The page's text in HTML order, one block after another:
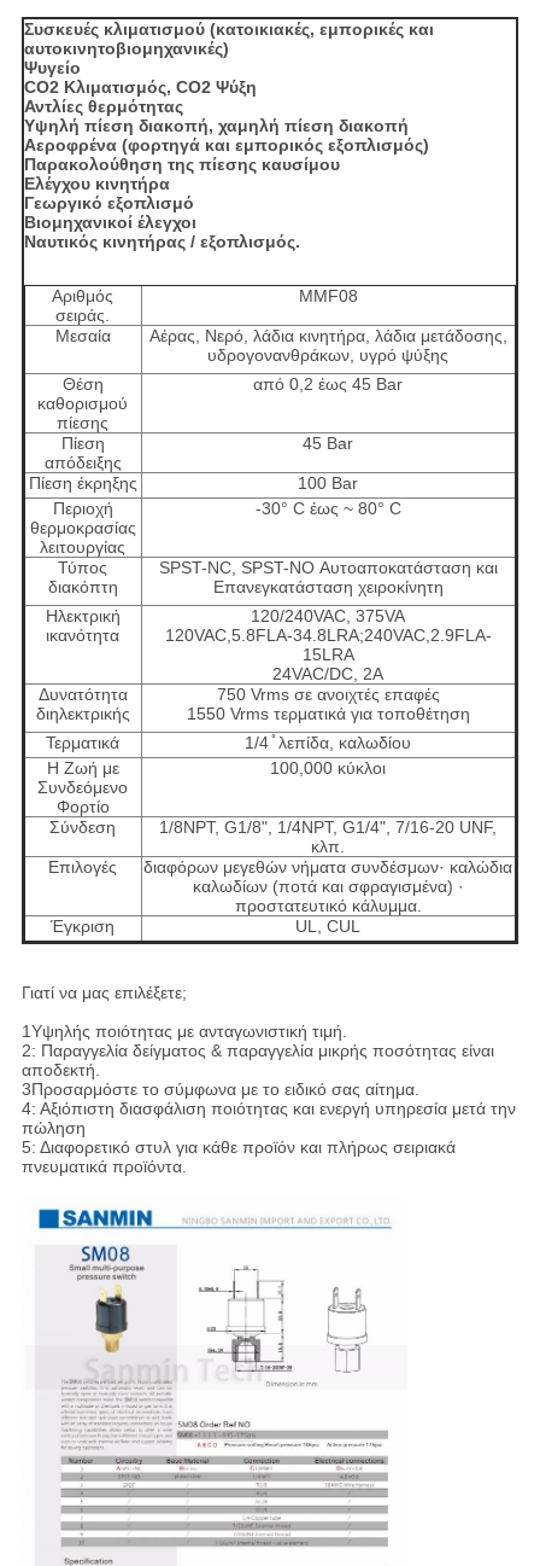
Συσκευές κλιματισμού (κατοικιακές, εμπορικές και
αυτοκινητοβιομηχανικές)
Ψυγείο
CO2 Κλιματισμός, CO2 Ψύξη
Αντλίες θερμότητας
Υψηλή πίεση διακοπή, χαμηλή πίεση διακοπή
Αεροφρένα (φορτηγά και εμπορικός εξοπλισμός)
Παρακολούθηση της πίεσης καυσίμου
Ελέγχου κινητήρα
Γεωργικό εξοπλισμό
Βιομηχανικοί έλεγχοι
Ναυτικός κινητήρας / εξοπλισμός.
Αριθμός
σειράς.
ΜΜF08
Μεσαία
Αέρας, Νερό, λάδια κινητήρα, λάδια μετάδοσης,
υδρογονανθράκων, υγρό ψύξης
Θέση
καθορισμού
πίεσης
από 0,2 έως 45 Bar
Πίεση
απόδειξης
45 Bar
Πίεση έκρηξης
100 Bar
Περιοχή
θερμοκρασίας
λειτουργίας
-30° C έως ~ 80° C
Τύπος
διακόπτη
SPST-NC, SPST-NO Αυτοαποκατάσταση και
Επανεγκατάσταση χειροκίνητη
Ηλεκτρική
ικανότητα
120/240VAC, 375VA
120VAC,5.8FLA-34.8LRA;240VAC,2.9FLA-
15LRA
24VAC/DC, 2A
Δυνατότητα
διηλεκτρικής
750 Vrms σε ανοιχτές επαφές
1550 Vrms τερματικά για τοποθέτηση
Τερματικά
1/4 ̊ λεπίδα, καλωδίου
Η Ζωή με
Συνδεόμενο
Φορτίο
100,000 κύκλοι
Σύνδεση
1/8NPT, G1/8", 1/4NPT, G1/4", 7/16-20 UNF,
κλπ.
Επιλογές
διαφόρων μεγεθών νήματα συνδέσμων· καλώδια
καλωδίων (ποτά και σφραγισμένα) ·
προστατευτικό κάλυμμα.
Έγκριση
UL, CUL
Γιατί να μας επιλέξετε;
1Υψηλής ποιότητας με ανταγωνιστική τιμή.
2: Παραγγελία δείγματος & παραγγελία μικρής ποσότητας είναι
αποδεκτή.
3Προσαρμόστε το σύμφωνα με το ειδικό σας αίτημα.
4: Αξιόπιστη διασφάλιση ποιότητας και ενεργή υπηρεσία μετά την
πώληση
5: Διαφορετικό στυλ για κάθε προϊόν και πλήρως σειριακά
πνευματικά προϊόντα.